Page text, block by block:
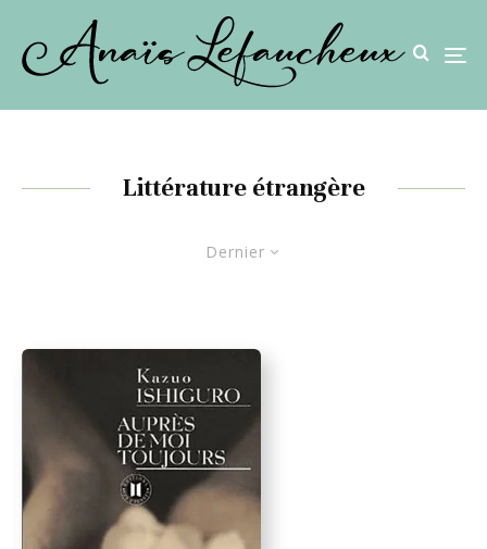
Littérature étrangère
Dernier